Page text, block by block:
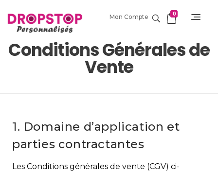
Mon Compte 0
Conditions Générales de
Vente
1. Domaine d’application et
parties contractantes
Les Conditions générales de vente (CGV) ci-